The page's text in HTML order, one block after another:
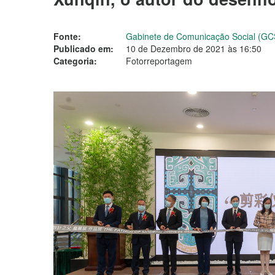
Fonte:
Gabinete de Comunicação Social
Publicado em:
10 de Dezembro de 2021 às 16:50
Categoria:
Fotorreportagem